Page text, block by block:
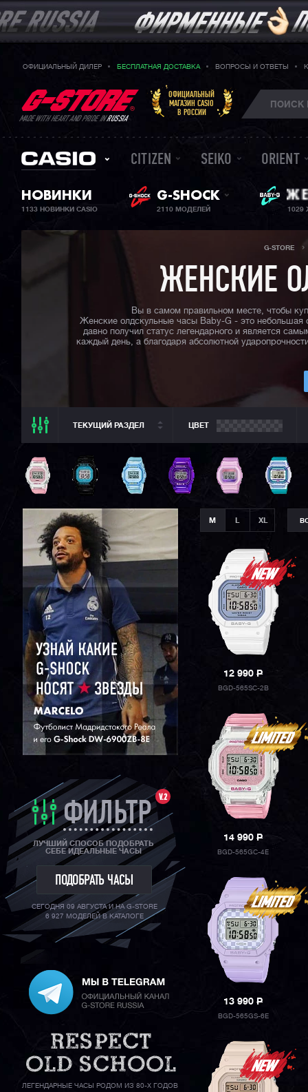
ОФИЦИАЛЬНЫЙ ДИЛЕР БЕСПЛАТНАЯ ДОСТАВКА ВОПРОСЫ И ОТВЕТЫ
MADE WITH HEART AND PRIDE INRUSSIA
ОФИЦИАЛЬНЫЙ
МАГАЗИН CASIO
В РОССИИ
CITIZEN SEIKO ORIENT
НОВИНКИ
1133 НОВИНКИ CASIO
G-SHOCK
2110 МОДЕЛЕЙ 1029
G-STORE
ЖЕНСКИЕ
Вы в самом правильном месте, чтобы
Женские олдскульные часы Baby-G - это небольшая
давно получил статус легендарного и является
каждый день, а благодаря абсолютной
ТЕКУЩИЙ РАЗДЕЛ
ТЕКУЩИЙ РАЗДЕЛ
ВСЕ CASIO
CASIO G-SHOCK
CASIO BABY-G
CASIO PRO TREK
CASIO EDIFICE
CITIZEN
SEIKO
ORIENT
ЦВЕТ
V.2
ФИЛЬТР
ЛУЧШИЙ СПОСОБ ПОДОБРАТЬ
СЕБЕ ИДЕАЛЬНЫЕ ЧАСЫ
ПОДОБРАТЬ ЧАСЫ
СЕГОДНЯ 09 АВГУСТА И НА G-STORE
6 927 МОДЕЛЕЙ В КАТАЛОГЕ
ЛЕГЕНДАРНЫЕ ЧАСЫ РОДОМ ИЗ 80-Х ГОДОВ
M XL
12 990P
BGD-565SC-2B
14 990P
BGD-565GC-4E
13 990P
BGD-565GS-6E